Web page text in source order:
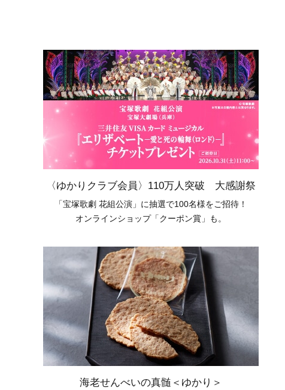
〈ゆかりクラブ会員〉110万人突破 大感謝祭
「宝塚歌劇 花組公演」に抽選で100名様をご招待！
オンラインショップ「クーポン賞」も。
海老せんべいの真髄＜ゆかり＞